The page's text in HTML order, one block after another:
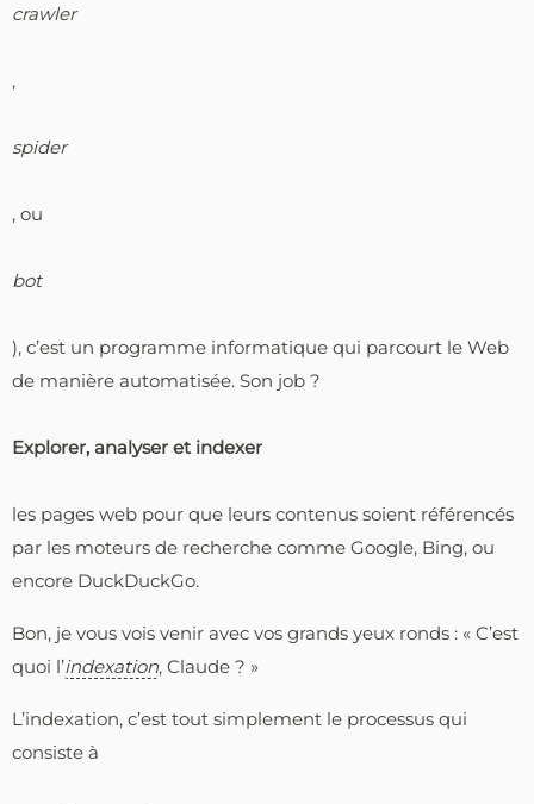
crawler
,
spider
, ou
bot
), c’est un programme informatique qui parcourt le Web
de manière automatisée. Son job ?
Explorer, analyser et indexer
les pages web pour que leurs contenus soient référencés
par les moteurs de recherche comme Google, Bing, ou
encore DuckDuckGo.
Bon, je vous vois venir avec vos grands yeux ronds : « C’est
quoi l’indexation, Claude ? »
L’indexation, c’est tout simplement le processus qui
consiste à